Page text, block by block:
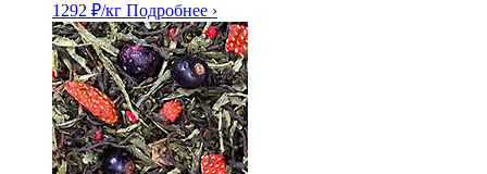
1292 ₽/кг Подробнее ›